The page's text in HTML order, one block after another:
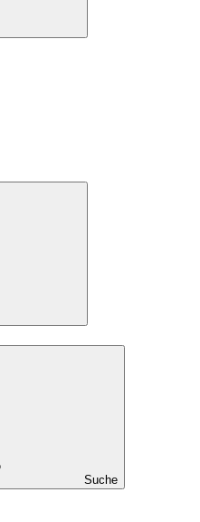
Suche